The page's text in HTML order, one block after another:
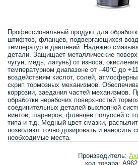
Профессиональный продукт для
штифтов, фланцев, подвергающихся
температур и давлений. Надежно
детали. Защищает металлические
чугун, медь, латунь) от износа,
температурном диапазоне от –40°С до
воздействиям кислот, солей,
скрип тормозных механизмов.
коррозии, заедания частей механизмов.
обработки нерабочих поверхностей
соединительных деталей выхлопной
винтов, шарниров, фланцев полуосей с
типа и т.д. Медный цвет смазки,
позволяют точно дозировать и наносить
необходимые места.
Производитель:
код товара: